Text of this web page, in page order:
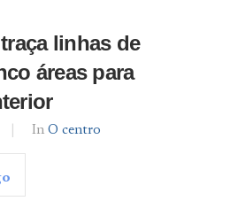
linhas de
áreas para
By
In O centro